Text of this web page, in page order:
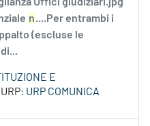
Uffici giudiziari.jpg
n....Per entrambi i
(escluse le
E
URP: URP COMUNICA